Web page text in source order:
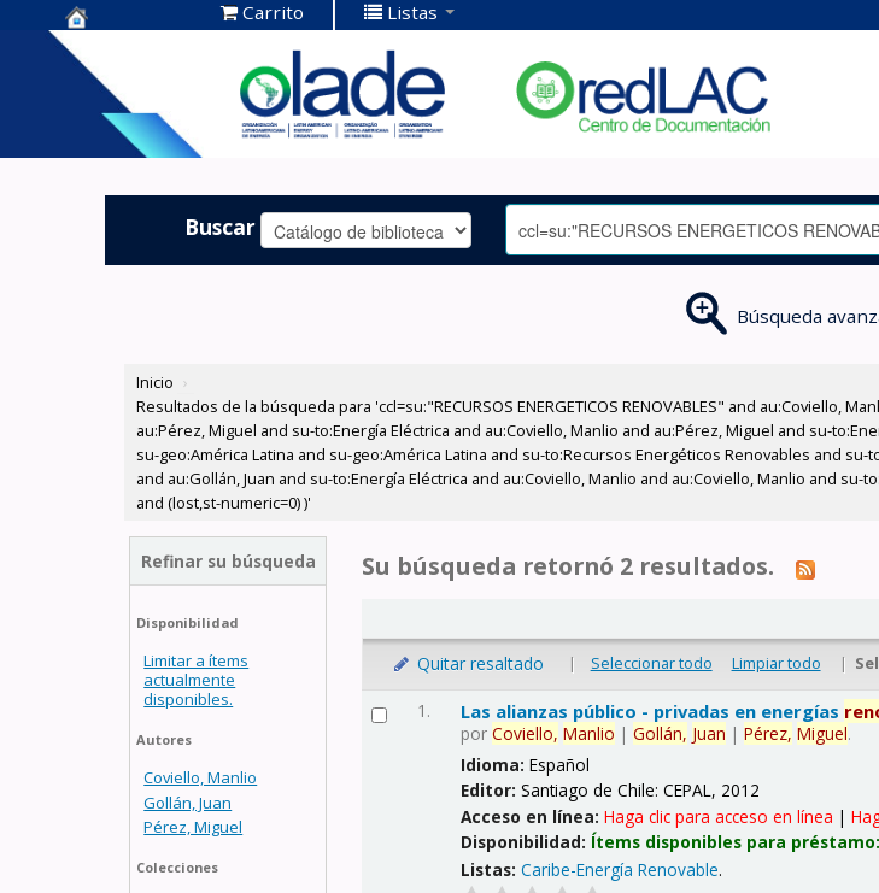
Centro de
Documentación
OLADE -
Carrito Listas
Buscar
Búsqueda
Inicio ›
Resultados de la búsqueda para 'ccl=su:"RECURSOS ENERGETICOS RENOVABLES" and au:Coviello,
au:Pérez, Miguel and su-to:Energía Eléctrica and au:Coviello, Manlio and au:Pérez, Miguel and su-
su-geo:América Latina and su-geo:América Latina and su-to:Recursos Energéticos Renovables and
and au:Gollán, Juan and su-to:Energía Eléctrica and au:Coviello, Manlio and au:Coviello, Manlio and
and (lost,st-numeric=0) )'
Refinar su búsqueda
Disponibilidad
Limitar a ítems
actualmente
disponibles.
Autores
Coviello, Manlio
Gollán, Juan
Pérez, Miguel
Colecciones
Su búsqueda retornó 2 resultados.
Quitar resaltado | Seleccionar todo Limpiar todo |
1. Las alianzas público - privadas en energías
porCoviello, Manlio |Gollán, Juan |Pérez, Miguel.
Idioma:Español
Editor:Santiago de Chile: CEPAL, 2012
Acceso en línea:Haga clic para acceso en línea |
Disponibilidad: Ítems disponibles para
Listas: Caribe-Energía Renovable.